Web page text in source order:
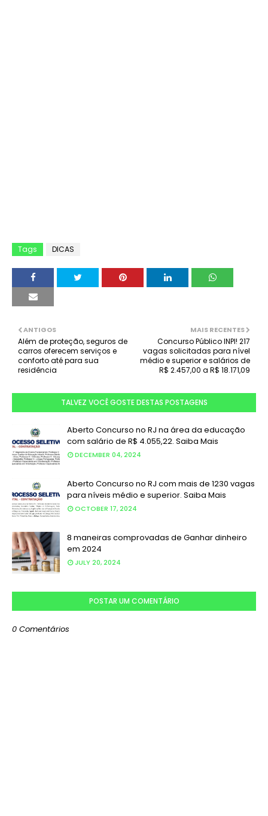
Tags DICAS
MAIS RECENTES
Concurso Público INPI! 217
vagas solicitadas para nível
médio e superior e salários de
R$ 2.457,00 a R$ 18.171,09
ANTIGOS
Além de proteção, seguros de
carros oferecem serviços e
conforto até para sua
residência
TALVEZ VOCÊ GOSTE DESTAS POSTAGENS
Aberto Concurso no RJ na área da educação
com salário de R$ 4.055,22. Saiba Mais
DECEMBER 04, 2024
Aberto Concurso no RJ com mais de 1230 vagas
para níveis médio e superior. Saiba Mais
OCTOBER 17, 2024
8 maneiras comprovadas de Ganhar dinheiro
em 2024
JULY 20, 2024
POSTAR UM COMENTÁRIO
0 Comentários